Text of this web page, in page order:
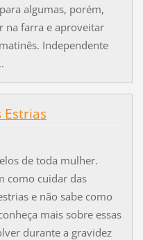
algumas, porém,
na farra e aproveitar
Independente
Estrias
de toda mulher.
como cuidar das
e não sabe como
mais sobre essas
durante a gravidez